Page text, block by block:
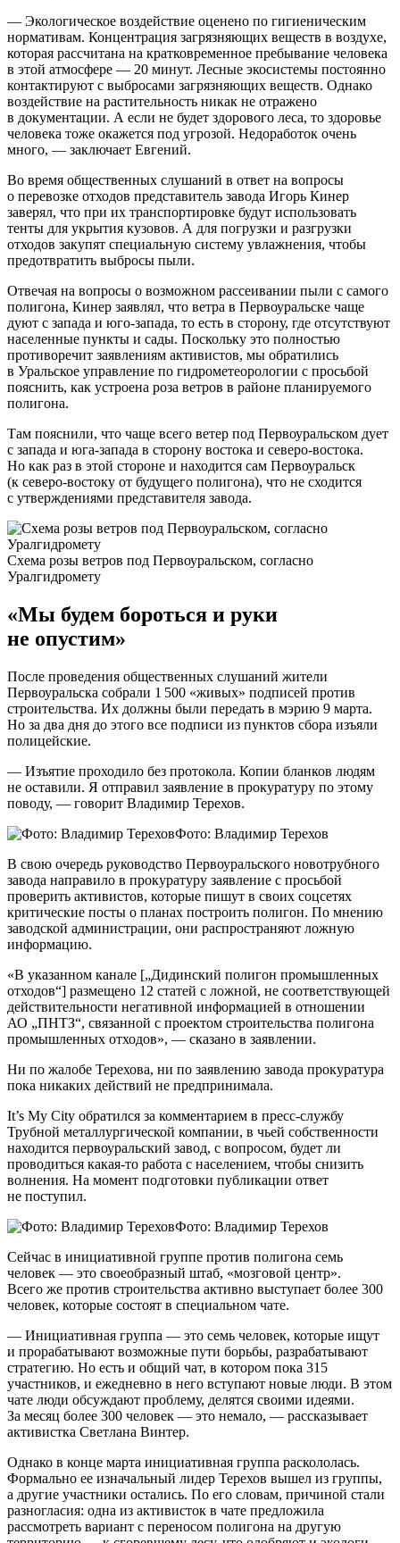
— Экологическое воздействие оценено по гигиеническим
нормативам. Концентрация загрязняющих веществ в воздухе,
которая рассчитана на кратковременное пребывание человека
в этой атмосфере — 20 минут. Лесные экосистемы постоянно
контактируют с выбросами загрязняющих веществ. Однако
воздействие на растительность никак не отражено
в документации. А если не будет здорового леса, то здоровье
человека тоже окажется под угрозой. Недоработок очень
много, — заключает Евгений.
Во время общественных слушаний в ответ на вопросы
о перевозке отходов представитель завода Игорь Кинер
заверял, что при их транспортировке будут использовать
тенты для укрытия кузовов. А для погрузки и разгрузки
отходов закупят специальную систему увлажнения, чтобы
предотвратить выбросы пыли.
Отвечая на вопросы о возможном рассеивании пыли с самого
полигона, Кинер заявлял, что ветра в Первоуральске чаще
дуют с запада и юго-запада, то есть в сторону, где отсутствуют
населенные пункты и сады. Поскольку это полностью
противоречит заявлениям активистов, мы обратились
в Уральское управление по гидрометеорологии с просьбой
пояснить, как устроена роза ветров в районе планируемого
полигона.
Там пояснили, что чаще всего ветер под Первоуральском дует
с запада и юга-запада в сторону востока и северо-востока.
Но как раз в этой стороне и находится сам Первоуральск
(к северо-востоку от будущего полигона), что не сходится
с утверждениями представителя завода.
Схема розы ветров под Первоуральском, согласно
Уралгидромету
«Мы будем бороться и руки
не опустим»
После проведения общественных слушаний жители
Первоуральска собрали 1 500 «живых» подписей против
строительства. Их должны были передать в мэрию 9 марта.
Но за два дня до этого все подписи из пунктов сбора изъяли
полицейские.
— Изъятие проходило без протокола. Копии бланков людям
не оставили. Я отправил заявление в прокуратуру по этому
поводу, — говорит Владимир Терехов.
Фото: Владимир Терехов
В свою очередь руководство Первоуральского новотрубного
завода направило в прокуратуру заявление с просьбой
проверить активистов, которые пишут в своих соцсетях
критические посты о планах построить полигон. По мнению
заводской администрации, они распространяют ложную
информацию.
«В указанном канале [„Дидинский полигон промышленных
отходов“] размещено 12 статей с ложной, не соответствующей
действительности негативной информацией в отношении
АО „ПНТЗ“, связанной с проектом строительства полигона
промышленных отходов», — сказано в заявлении.
Ни по жалобе Терехова, ни по заявлению завода прокуратура
пока никаких действий не предпринимала.
It’s My City обратился за комментарием в пресс-службу
Трубной металлургической компании, в чьей собственности
находится первоуральский завод, с вопросом, будет ли
проводиться какая-то работа с населением, чтобы снизить
волнения. На момент подготовки публикации ответ
не поступил.
Фото: Владимир Терехов
Сейчас в инициативной группе против полигона семь
человек — это своеобразный штаб, «мозговой центр».
Всего же против строительства активно выступает более 300
человек, которые состоят в специальном чате.
— Инициативная группа — это семь человек, которые ищут
и прорабатывают возможные пути борьбы, разрабатывают
стратегию. Но есть и общий чат, в котором пока 315
участников, и ежедневно в него вступают новые люди. В этом
чате люди обсуждают проблему, делятся своими идеями.
За месяц более 300 человек — это немало, — рассказывает
активистка Светлана Винтер.
Однако в конце марта инициативная группа раскололась.
Формально ее изначальный лидер Терехов вышел из группы,
а другие участники остались. По его словам, причиной стали
разногласия: одна из активисток в чате предложила
рассмотреть вариант с переносом полигона на другую